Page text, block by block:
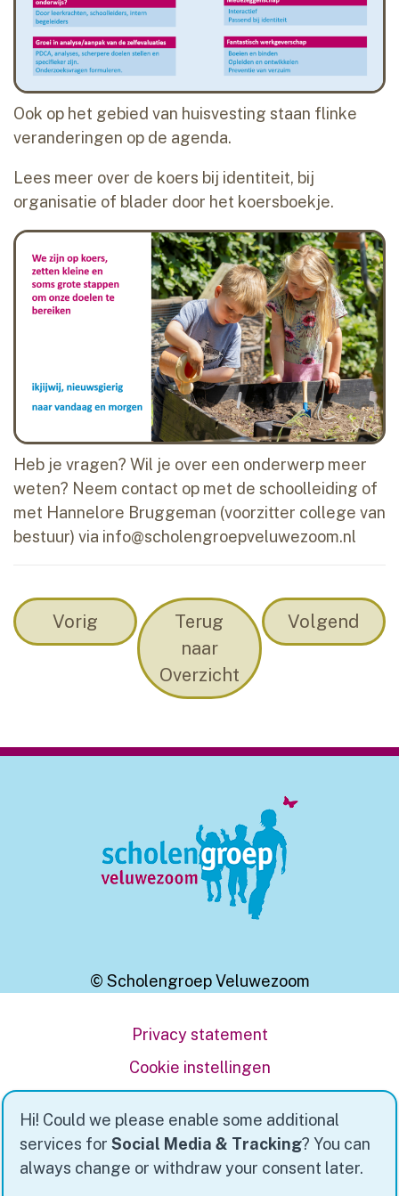
Ook op het gebied van huisvesting staan flinke
veranderingen op de agenda.
Lees meer over de koers bij identiteit, bij
organisatie of blader door het koersboekje.
Heb je vragen? Wil je over een onderwerp meer
weten? Neem contact op met de schoolleiding of
met Hannelore Bruggeman (voorzitter college van
bestuur) via info@scholengroepveluwezoom.nl
Vorig
Terug
naar
Overzicht
Volgend
© Scholengroep Veluwezoom
Privacy statement
Cookie instellingen
Powered by Social Schools
Hi! Could we please enable some additional
services for Social Media & Tracking? You can
always change or withdraw your consent later.